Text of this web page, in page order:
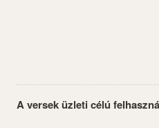
A versek üzleti célú